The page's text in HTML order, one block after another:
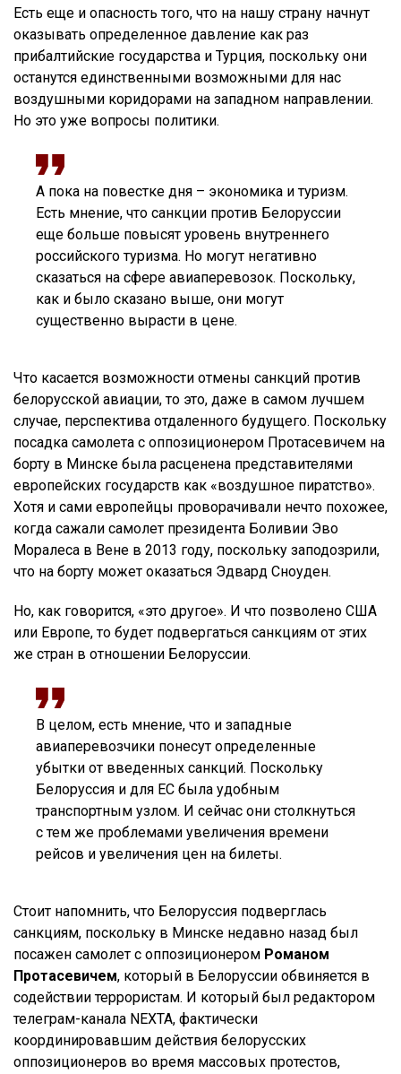
Есть еще и опасность того, что на нашу страну начнут
оказывать определенное давление как раз
прибалтийские государства и Турция, поскольку они
останутся единственными возможными для нас
воздушными коридорами на западном направлении.
Но это уже вопросы политики.
А пока на повестке дня – экономика и туризм.
Есть мнение, что санкции против Белоруссии
еще больше повысят уровень внутреннего
российского туризма. Но могут негативно
сказаться на сфере авиаперевозок. Поскольку,
как и было сказано выше, они могут
существенно вырасти в цене.
Что касается возможности отмены санкций против
белорусской авиации, то это, даже в самом лучшем
случае, перспектива отдаленного будущего. Поскольку
посадка самолета с оппозиционером Протасевичем на
борту в Минске была расценена представителями
европейских государств как «воздушное пиратство».
Хотя и сами европейцы проворачивали нечто похожее,
когда сажали самолет президента Боливии Эво
Моралеса в Вене в 2013 году, поскольку заподозрили,
что на борту может оказаться Эдвард Сноуден.
Но, как говорится, «это другое». И что позволено США
или Европе, то будет подвергаться санкциям от этих
же стран в отношении Белоруссии.
В целом, есть мнение, что и западные
авиаперевозчики понесут определенные
убытки от введенных санкций. Поскольку
Белоруссия и для ЕС была удобным
транспортным узлом. И сейчас они столкнуться
с тем же проблемами увеличения времени
рейсов и увеличения цен на билеты.
Стоит напомнить, что Белоруссия подверглась
санкциям, поскольку в Минске недавно назад был
посажен самолет с оппозиционером Романом
Протасевичем, который в Белоруссии обвиняется в
содействии террористам. И который был редактором
телеграм-канала NEXTA, фактически
координировавшим действия белорусских
оппозиционеров во время массовых протестов,